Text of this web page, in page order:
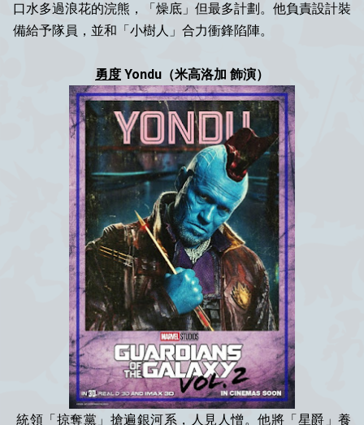
口水多過浪花的浣熊，「燥底」但最多計劃。他負責設計裝
備給予隊員，並和「小樹人」合力衝鋒陷陣。
勇度 Yondu（米高洛加 飾演）
統領「掠奪黨」搶遍銀河系，人見人憎。他將「星爵」養